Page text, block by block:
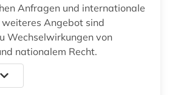
Anfragen und internationale
weiteres Angebot sind
Wechselwirkungen von
nationalem Recht.